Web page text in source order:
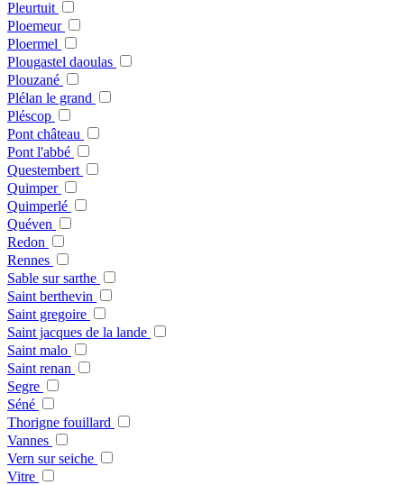
Pleurtuit
Ploemeur
Ploermel
Plougastel daoulas
Plouzané
Plélan le grand
Pléscop
Pont château
Pont l'abbé
Questembert
Quimper
Quimperlé
Quéven
Redon
Rennes
Sable sur sarthe
Saint berthevin
Saint gregoire
Saint jacques de la lande
Saint malo
Saint renan
Segre
Séné
Thorigne fouillard
Vannes
Vern sur seiche
Vitre